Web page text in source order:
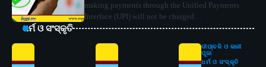
making payments through the Unified Payments
Interface (UPI) will not be charged…
ଧର୍ମ ଓ ସଂସ୍କୃତି
ଦୀପାବଳି ଓ କାଳୀ
ପୂଜା
ଧର୍ମ ଓ ସଂସ୍କୃତି